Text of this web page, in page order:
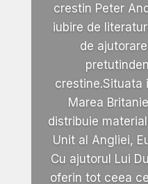
crestin Peter
iubire de
de
crestine.Situata
Marea
distribuie
Unit al Angliei,
Cu ajutorul Lui
oferin tot ceea